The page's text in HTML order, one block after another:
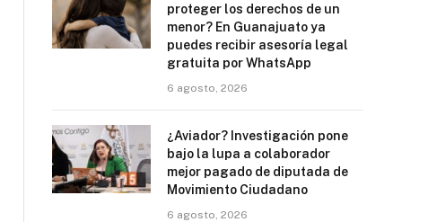
proteger los derechos de un
menor? En Guanajuato ya
puedes recibir asesoría legal
gratuita por WhatsApp
6 agosto, 2026
¿Aviador? Investigación pone
bajo la lupa a colaborador
mejor pagado de diputada de
Movimiento Ciudadano
6 agosto, 2026